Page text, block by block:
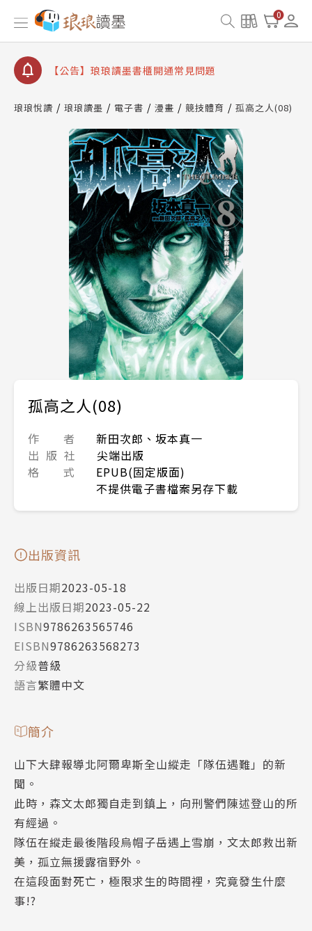
0
【公告】琅琅讀墨數位閱讀資產合併與書櫃開通申請
【公告】琅琅讀墨書櫃開通常見問題
【公告】琅琅讀墨 3 分鐘完成書櫃開通與資產合併申
請圖文教學
查詢
【公告】琅琅讀墨數位閱讀資產合併與書櫃開通申請
琅琅悅讀 琅琅讀墨 電子書 漫畫 競技體育 孤高之人(08)
孤高之人(08)
作 者
新田次郎、坂本真一
出 版 社
尖端出版
格 式
EPUB(固定版面)
不提供電子書檔案另存下載
出版資訊
出版日期2023-05-18
線上出版日期2023-05-22
ISBN9786263565746
EISBN9786263568273
分級普級
語言繁體中文
簡介
山下大肆報導北阿爾卑斯全山縱走「隊伍遇難」的新
聞。
此時，森文太郎獨自走到鎮上，向刑警們陳述登山的所
有經過。
隊伍在縱走最後階段烏帽子岳遇上雪崩，文太郎救出新
美，孤立無援露宿野外。
在這段面對死亡，極限求生的時間裡，究竟發生什麼
事!?